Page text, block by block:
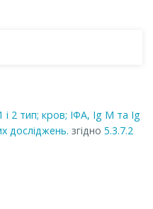
і 2 тип; кров; ІФА, Ig М та Ig
досліджень. згідно 5.3.7.2